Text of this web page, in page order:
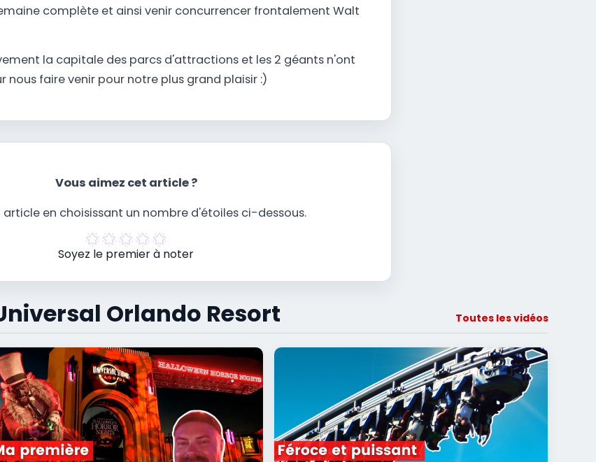
complète et ainsi venir concurrencer frontalement Walt
la capitale des parcs d'attractions et les 2 géants n'ont
nous faire venir pour notre plus grand plaisir :)
Vous aimez cet article ?
article en choisissant un nombre d'étoiles ci-dessous.
Soyez le premier à noter
Orlando Resort Toutes les vidéos